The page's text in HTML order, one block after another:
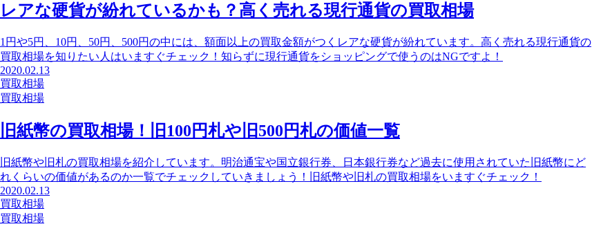
レアな硬貨が紛れているかも？高く売れる現行通貨の買取相場
1円や5円、10円、50円、500円の中には、額面以上の買取金額がつくレアな硬貨が紛れています。高く売れる現行通貨の
買取相場を知りたい人はいますぐチェック！知らずに現行通貨をショッピングで使うのはNGですよ！
2020.02.13
買取相場
買取相場
旧紙幣の買取相場！旧100円札や旧500円札の価値一覧
旧紙幣や旧札の買取相場を紹介しています。明治通宝や国立銀行券、日本銀行券など過去に使用されていた旧紙幣にど
れくらいの価値があるのか一覧でチェックしていきましょう！旧紙幣や旧札の買取相場をいますぐチェック！
2020.02.13
買取相場
買取相場